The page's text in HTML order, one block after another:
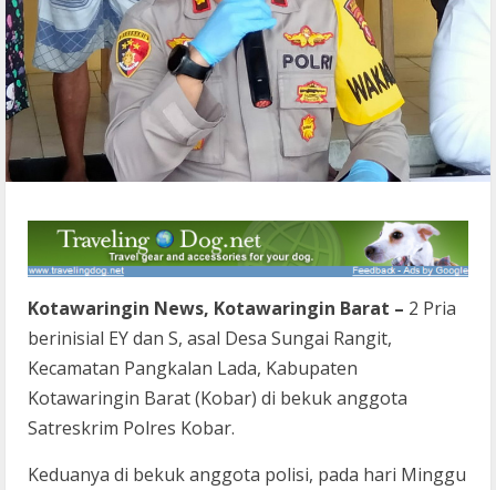
Kotawaringin News, Kotawaringin Barat – 2 Pria
berinisial EY dan S, asal Desa Sungai Rangit,
Kecamatan Pangkalan Lada, Kabupaten
Kotawaringin Barat (Kobar) di bekuk anggota
Satreskrim Polres Kobar.
Keduanya di bekuk anggota polisi, pada hari Minggu